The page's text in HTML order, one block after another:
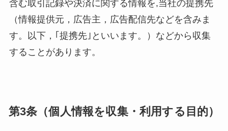
含む取引記録や決済に関する情報を,当社の提携先
（情報提供元，広告主，広告配信先などを含みま
す。以下，｢提携先｣といいます。）などから収集
することがあります。
第3条（個人情報を収集・利用する目的）